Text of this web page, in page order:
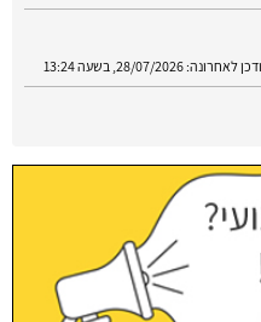
לאחרונה: 28/07/2026, בשעה 13:52